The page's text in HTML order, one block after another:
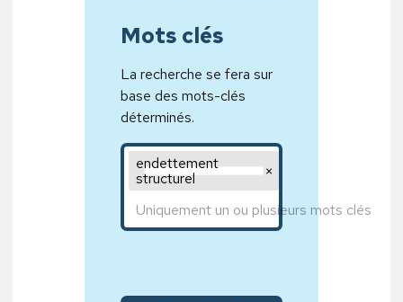
Mots clés
La recherche se fera sur
base des mots-clés
déterminés.
Mot clé 1,Mot clé 2,Mot clé 3
endettement
structurel